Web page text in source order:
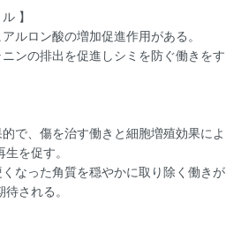
】
ルロン酸の増加促進作用がある。
ンの排出を促進しシミを防ぐ働きをす
で、傷を治す働きと細胞増殖効果によ
を促す。
なった角質を穏やかに取り除く働きが
される。